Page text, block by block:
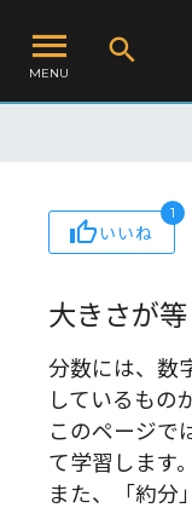
MENU
いいね
1
大きさが
分数には、数
しているもの
このページで
て学習します。
また、「約分